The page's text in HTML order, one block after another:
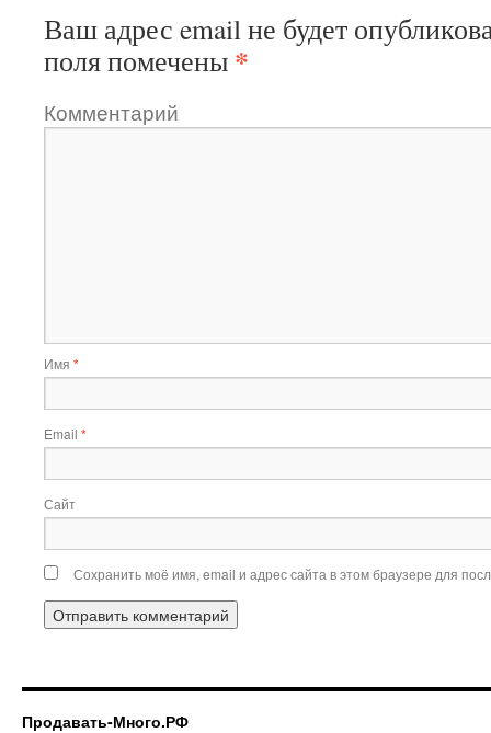
Ваш адрес email не будет
поля помечены *
Комментарий
Имя *
Email *
Сайт
Сохранить моё имя, email и адрес сайта в этом браузере для
Продавать-Много.РФ